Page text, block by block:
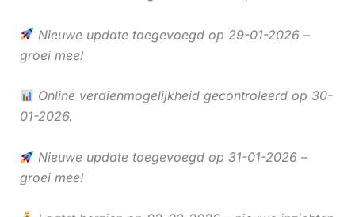
Nieuwe update toegevoegd op 29-01-2026 –
groei mee!
Online verdienmogelijkheid gecontroleerd op 30-
01-2026.
Nieuwe update toegevoegd op 31-01-2026 –
groei mee!